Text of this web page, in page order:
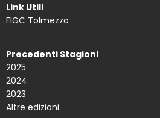
Link Utili
FIGC Tolmezzo
Precedenti Stagioni
2025
2024
2023
Altre edizioni